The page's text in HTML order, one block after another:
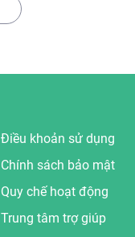
Điều khoản sử dụng
Chính sách bảo mật
Quy chế hoạt động
Trung tâm trợ giúp